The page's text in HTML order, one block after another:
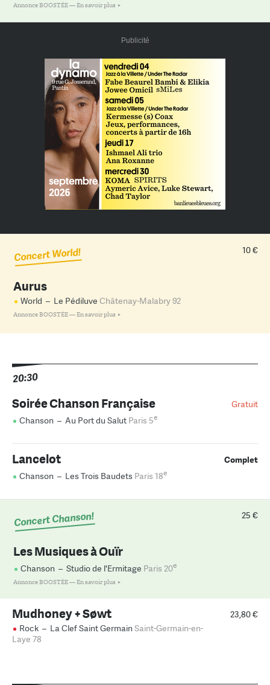
Annonce BOOSTÉE —En savoir plus
Publicité
10 €
Concert World!
Aurus
World – Le Pédiluve Châtenay-Malabry 92
Annonce BOOSTÉE —En savoir plus
20:30
Gratuit
Soirée Chanson Française
Chanson – Au Port du Salut Paris 5e
Complet
Lancelot
Chanson – Les Trois Baudets Paris 18e
25 €
Concert Chanson!
Les Musiques à Ouïr
Chanson – Studio de l'Ermitage Paris 20e
Annonce BOOSTÉE —En savoir plus
23,80 €
Mudhoney + Søwt
Rock – La Clef Saint GermainSaint-Germain-en-
Laye 78